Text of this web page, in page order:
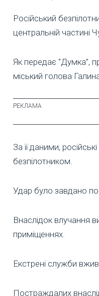
Російський
центральній частині
Як передає "Думка”,
міський голова
За її даними,
безпілотником.
Удар було завдано по
Внаслідок влучання
приміщеннях.
Екстрені служби
Постраждалих